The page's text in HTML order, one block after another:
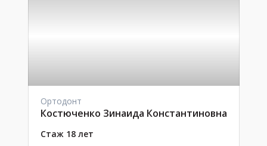
Ортодонт
Костюченко Зинаида Константиновна
Стаж 18 лет